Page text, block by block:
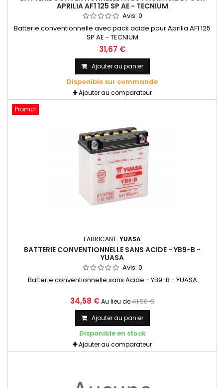
APRILIA AF1 125 SP AE - TECNIUM
Avis: 0
Batterie conventionnelle avec pack acide pour Aprilia AF1 125
SP AE - TECNIUM
31,67 €
Ajouter au panier
Disponible sur commande
Ajouter au comparateur
Promo!
FABRICANT: YUASA
BATTERIE CONVENTIONNELLE SANS ACIDE - YB9-B -
YUASA
Avis: 0
Batterie conventionnelle sans Acide - YB9-B - YUASA
34,58 € Au lieu de41,58 €
Ajouter au panier
Disponible en stock
Ajouter au comparateur